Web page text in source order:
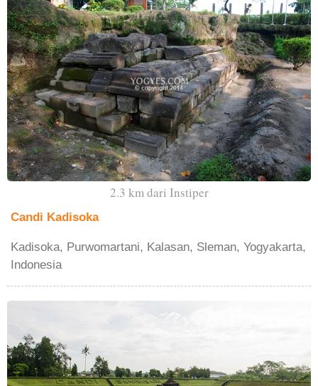
2.3 km dari Instiper
Candi Kadisoka
Kadisoka, Purwomartani, Kalasan, Sleman, Yogyakarta,
Indonesia